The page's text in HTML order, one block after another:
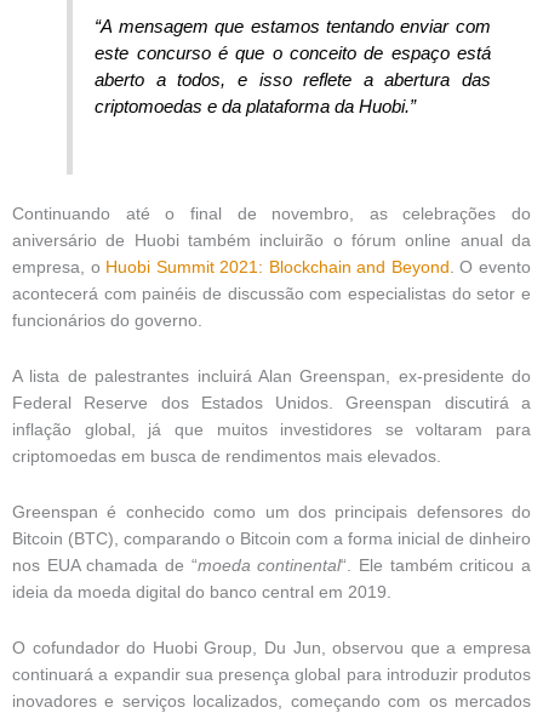
“A mensagem que estamos tentando enviar com
este concurso é que o conceito de espaço está
aberto a todos, e isso reflete a abertura das
criptomoedas e da plataforma da Huobi.”
Continuando até o final de novembro, as celebrações do
aniversário de Huobi também incluirão o fórum online anual da
empresa, o Huobi Summit 2021: Blockchain and Beyond . O evento
acontecerá com painéis de discussão com especialistas do setor e
funcionários do governo.
A lista de palestrantes incluirá Alan Greenspan, ex-presidente do
Federal Reserve dos Estados Unidos. Greenspan discutirá a
inflação global, já que muitos investidores se voltaram para
criptomoedas em busca de rendimentos mais elevados.
Greenspan é conhecido como um dos principais defensores do
Bitcoin (BTC), comparando o Bitcoin com a forma inicial de dinheiro
nos EUA chamada de “moeda continental“. Ele também criticou a
ideia da moeda digital do banco central em 2019.
O cofundador do Huobi Group, Du Jun, observou que a empresa
continuará a expandir sua presença global para introduzir produtos
inovadores e serviços localizados, começando com os mercados